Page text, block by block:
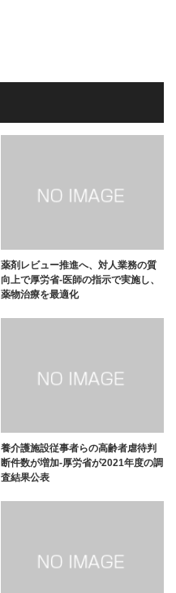
薬剤レビュー推進へ、対人業務の質
向上で厚労省-医師の指示で実施し、
薬物治療を最適化
養介護施設従事者らの高齢者虐待判
断件数が増加-厚労省が2021年度の調
査結果公表